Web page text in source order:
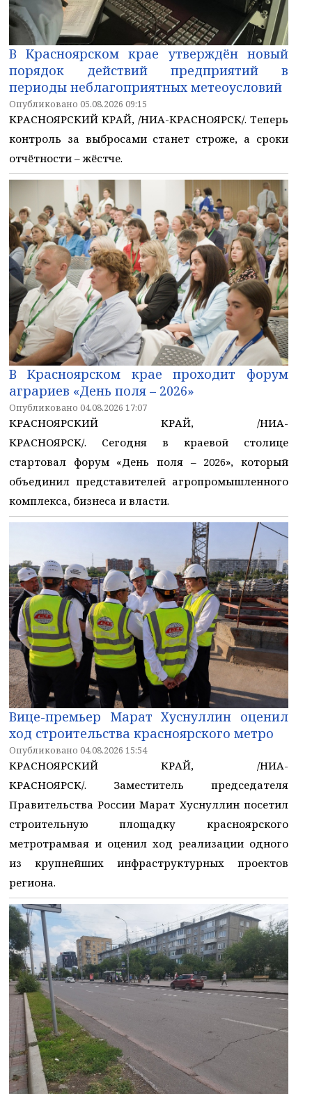
В Красноярском крае утверждён новый
порядок действий предприятий в
периоды неблагоприятных метеоусловий
Опубликовано 05.08.2026 09:15
КРАСНОЯРСКИЙ КРАЙ, /НИА-КРАСНОЯРСК/. Теперь
контроль за выбросами станет строже, а сроки
отчётности – жёстче.
В Красноярском крае проходит форум
аграриев «День поля – 2026»
Опубликовано 04.08.2026 17:07
КРАСНОЯРСКИЙ КРАЙ, /НИА-
КРАСНОЯРСК/. Сегодня в краевой столице
стартовал форум «День поля – 2026», который
объединил представителей агропромышленного
комплекса, бизнеса и власти.
Вице-премьер Марат Хуснуллин оценил
ход строительства красноярского метро
Опубликовано 04.08.2026 15:54
КРАСНОЯРСКИЙ КРАЙ, /НИА-
КРАСНОЯРСК/. Заместитель председателя
Правительства России Марат Хуснуллин посетил
строительную площадку красноярского
метротрамвая и оценил ход реализации одного
из крупнейших инфраструктурных проектов
региона.